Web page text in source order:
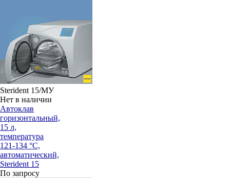
Sterident 15/МУ
Нет в наличии
Автоклав
горизонтальный,
15 л,
температура
121-134 °С,
автоматический,
Sterident 15
По запросу